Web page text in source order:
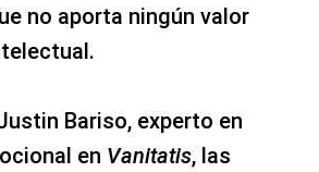
no aporta ningún valor
Bariso, experto en
en Vanitatis, las